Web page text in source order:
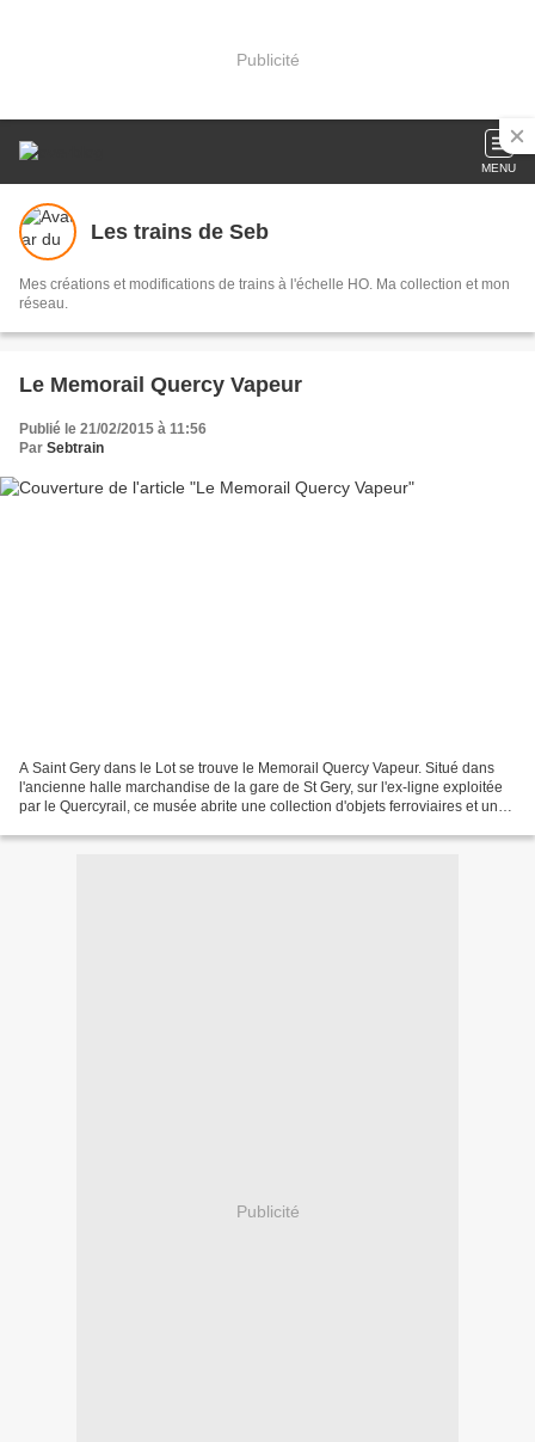
Publicité
MENU
Les trains de Seb
Mes créations et modifications de trains à l'échelle HO. Ma collection et mon
réseau.
Le Memorail Quercy Vapeur
Publié le 21/02/2015 à 11:56
Par Sebtrain
A Saint Gery dans le Lot se trouve le Memorail Quercy Vapeur. Situé dans
l'ancienne halle marchandise de la gare de St Gery, sur l'ex-ligne exploitée
par le Quercyrail, ce musée abrite une collection d'objets ferroviaires et un
Publicité